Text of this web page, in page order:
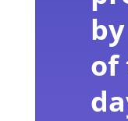
of